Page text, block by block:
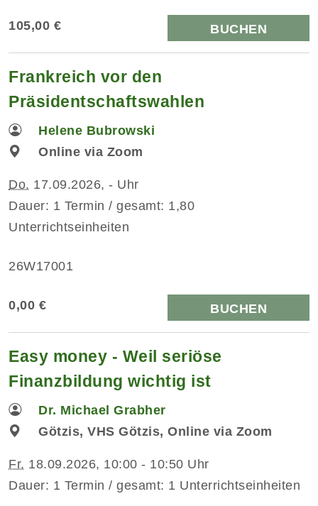
105,00 € BUCHEN
Frankreich vor den
Präsidentschaftswahlen
Helene Bubrowski
Online via Zoom
Do. 17.09.2026, - Uhr
Dauer: 1 Termin / gesamt: 1,80
Unterrichtseinheiten
26W17001
0,00 € BUCHEN
Easy money - Weil seriöse
Finanzbildung wichtig ist
Dr. Michael Grabher
Götzis, VHS Götzis, Online via Zoom
Fr. 18.09.2026, 10:00 - 10:50 Uhr
Dauer: 1 Termin / gesamt: 1 Unterrichtseinheiten